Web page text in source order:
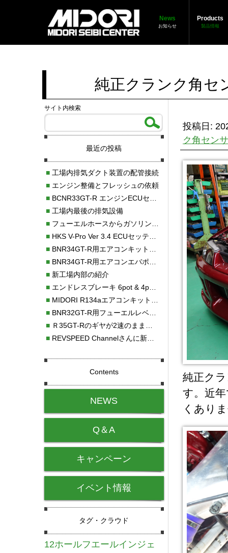
News
お知らせ
Products
製品情報
純正クランク角セ
投稿日:
ク角セン
純正ク
す。近
くあり
サイト内検索
最近の投稿
■工場内排気ダクト装置の配管接続
■エンジン整備とフレッシュの依頼
■BCNR33GT-R エンジンECUセッティング調整
■工場内最後の排気設備
■フューエルホースからガソリン漏れ
■HKS V-Pro Ver 3.4 ECUセッティング
■BNR34GT-R用エアコンキット新発売！！
■BNR34GT-R用エアコンエバポレーターを新発売！！
■新工場内部の紹介
■エンドレスブレーキ 6pot & 4potオーバーホール
■MIDORI R134aエアコンキットタイプⅡ取り付け
■BNR32GT-R用フューエルレベルセンサー新発売！！
■Ｒ35GT-Rのギヤが2速のまま変速しない！！
■REVSPEED Channelさんに新社屋を紹介していただきました!!
Contents
NEWS
Q＆A
キャンペーン
イベント情報
タグ・クラウド
12ホールフエールインジェ